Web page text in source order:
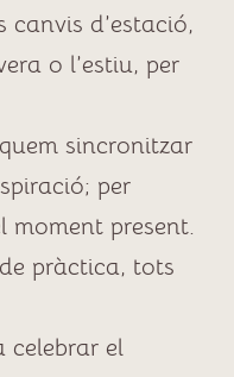
canvis d’estació,
o l’estiu, per
sincronitzar
per
moment present.
pràctica, tots
celebrar el